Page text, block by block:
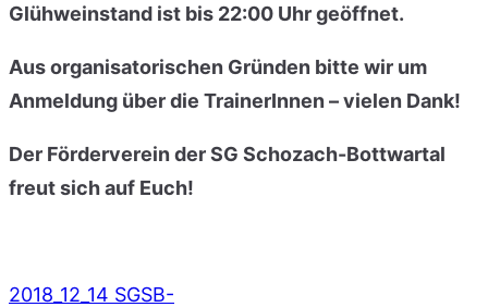
Glühweinstand ist bis 22:00 Uhrgeöffnet.
Aus organisatorischen Gründen bitte wir um
Anmeldung über die TrainerInnen – vielen Dank!
Der Förderverein der SG Schozach-Bottwartal
freut sich auf Euch!
2018_12_14 SGSB-